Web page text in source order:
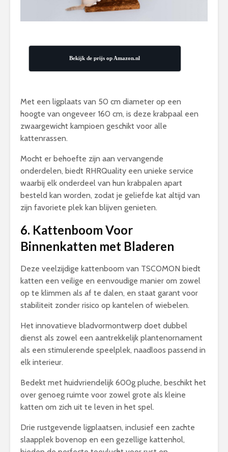
Bekijk de prijs op Amazon.nl
Met een ligplaats van 50 cm diameter op een
hoogte van ongeveer 160 cm, is deze krabpaal een
zwaargewicht kampioen geschikt voor alle
kattenrassen.
Mocht er behoefte zijn aan vervangende
onderdelen, biedt RHRQuality een unieke service
waarbij elk onderdeel van hun krabpalen apart
besteld kan worden, zodat je geliefde kat altijd van
zijn favoriete plek kan blijven genieten.
6. Kattenboom Voor
Binnenkatten met Bladeren
Deze veelzijdige kattenboom van TSCOMON biedt
katten een veilige en eenvoudige manier om zowel
op te klimmen als af te dalen, en staat garant voor
stabiliteit zonder risico op kantelen of wiebelen.
Het innovatieve bladvormontwerp doet dubbel
dienst als zowel een aantrekkelijk plantenornament
als een stimulerende speelplek, naadloos passend in
elk interieur.
Bedekt met huidvriendelijk 600g pluche, beschikt het
over genoeg ruimte voor zowel grote als kleine
katten om zich uit te leven in het spel.
Drie rustgevende ligplaatsen, inclusief een zachte
slaapplek bovenop en een gezellige kattenhol,